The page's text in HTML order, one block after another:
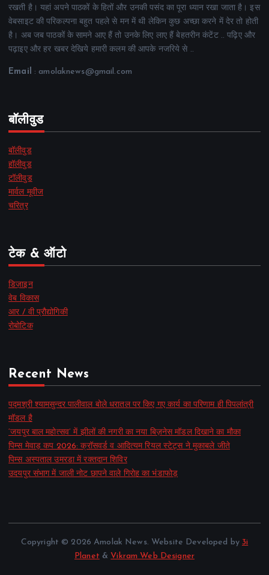
रखती है। यहां अपने पाठकों के हितों और उनकी पसंद का पूरा ध्यान रखा जाता है। इस
वेबसाइट की परिकल्पना बहुत पहले से मन में थी लेकिन कुछ अच्छा करने में देर तो होती
है। अब जब पाठकों के सामने आए हैं तो उनके लिए लाए हैं बेहतरीन कंटेंट .. पढ़िए और
पढ़ाइए और हर खबर देखिये हमारी कलम की आपके नजरिये से ..
Email : amolaknews@gmail.com
बॉलीवुड
बॉलीवुड
हॉलीवुड
टॉलीवुड
मार्वल मूवीज
चरित्र
टेक & ऑटो
डिज़ाइन
वेब विकास
आर / वी प्रौद्योगिकी
रोबोटिक
Recent News
पद्मश्री श्यामसुन्दर पालीवाल बोले धरातल पर किए गए कार्य का परिणाम ही पिपलांत्री
मॉडल है
‘जयपुर बाल महोत्सव’ में झीलों की नगरी का नया बिज़नेस मॉडल दिखाने का मौका
पिम्स मेवाड़ कप 2026: क्रॉसवर्ड व आदित्यम रियल स्टेट्स ने मुकाबले जीते
पिम्स अस्पताल उमरडा में रक्तदान शिविर
उदयपुर संभाग में जाली नोट छापने वाले गिरोह का भंडाफोड़
Copyright © 2026 Amolak News. Website Developed by 3i
Planet &Vikram Web Designer